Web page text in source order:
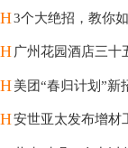
H3个大绝招，教你
H 广州花园酒店三十
H美团“春归计划”新
H安世亚太发布增材